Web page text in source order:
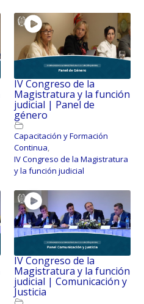
IV Congreso de la
Magistratura y la función
judicial | Panel de
género
Capacitación y Formación
Continua,
IV Congreso de la Magistratura
y la función judicial
IV Congreso de la
Magistratura y la función
judicial | Comunicación y
Justicia